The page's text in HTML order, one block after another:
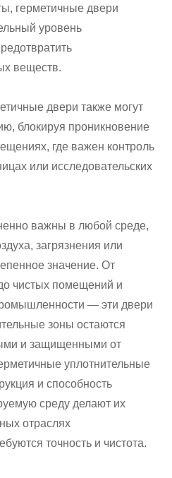
герметичные двери
уровень
веществ.
двери также могут
блокируя проникновение
где важен контроль
или исследовательских
важны в любой среде,
загрязнения или
значение. От
чистых помещений и
— эти двери
зоны остаются
и защищенными от
уплотнительные
и способность
среду делают их
отраслях
точность и чистота.